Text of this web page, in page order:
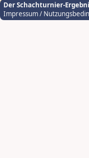
Der Schachturnier-
Impressum /